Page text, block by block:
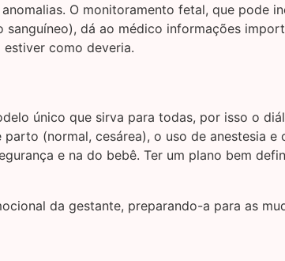
O monitoramento fetal, que pode
dá ao médico informações
como deveria.
único que sirva para todas, por isso o
(normal, cesárea), o uso de anestesia e
e na do bebê. Ter um plano bem
da gestante, preparando-a para as